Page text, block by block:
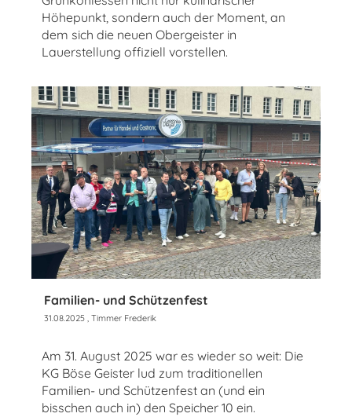
Höhepunkt, sondern auch der Moment, an
dem sich die neuen Obergeister in
Lauerstellung offiziell vorstellen.
Familien- und Schützenfest
31.08.2025 , Timmer Frederik
Am 31. August 2025 war es wieder so weit: Die
KG Böse Geister lud zum traditionellen
Familien- und Schützenfest an (und ein
bisschen auch in) den Speicher 10 ein.